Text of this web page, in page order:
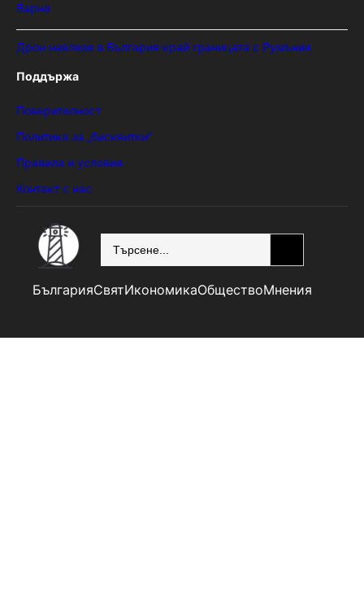
Варна
Дрон навлезе в България край границата с Румъния
Поддържа
Поверителност
Политика за „бисквитки“
Правила и условия
Контакт с нас
БългарияСвятИкономикаОбществоМнения